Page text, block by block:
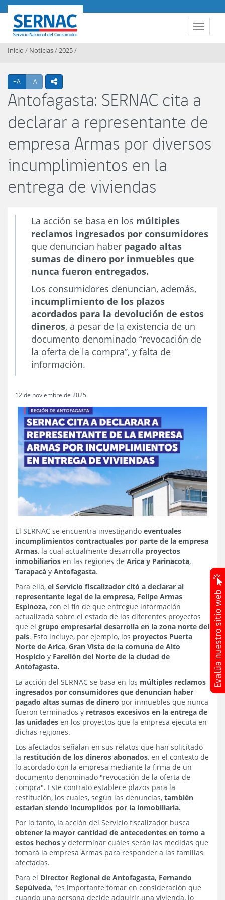
Contenido principal
Toggle
SERNAC
Inicio / Noticias/2025/
+A Agrandar texto
-A Achicar textoicono compartir
Antofagasta: SERNAC cita a
declarar a representante de
empresa Armas por diversos
incumplimientos en la
entrega de viviendas
La acción se basa en los múltiples
reclamos ingresados por consumidores
que denuncian haber pagado altas
sumas de dinero por inmuebles que
nunca fueron entregados.
Los consumidores denuncian, además,
incumplimiento de los plazos
acordados para la devolución de estos
dineros, a pesar de la existencia de un
documento denominado “revocación de
la oferta de la compra”, y falta de
información.
12 de noviembre de 2025
El SERNAC se encuentra investigando eventuales
incumplimientos contractuales por parte de la empresa
Armas, la cual actualmente desarrolla proyectos
inmobiliarios en las regiones de Arica y Parinacota,
Tarapacá y Antofagasta.
Para ello, el Servicio fiscalizador citó a declarar al
representante legal de la empresa, Felipe Armas
Espinoza, con el fin de que entregue información
actualizada sobre el estado de los diferentes proyectos
que el grupo empresarial desarrolla en la zona norte del
país. Esto incluye, por ejemplo, los proyectos Puerta
Norte de Arica, Gran Vista de la comuna de Alto
Hospicio y Farellón del Norte de la ciudad de
Antofagasta.
La acción del SERNAC se basa en los múltiples reclamos
ingresados por consumidores que denuncian haber
pagado altas sumas de dinero por inmuebles que nunca
fueron terminados y retrasos excesivos en la entrega de
las unidades en los proyectos que la empresa ejecuta en
dichas regiones.
Los afectados señalan en sus relatos que han solicitado
la restitución de los dineros abonados, en el contexto de
lo acordado con la empresa mediante la firma de un
documento denominado "revocación de la oferta de
compra". Este contrato establece plazos para la
restitución, los cuales, según las denuncias, también
estarían siendo incumplidos por la inmobiliaria.
Por lo tanto, la acción del Servicio fiscalizador busca
obtener la mayor cantidad de antecedentes en torno a
estos hechos y determinar cuáles serán las medidas que
tomará la empresa Armas para responder a las familias
afectadas.
Para el Director Regional de Antofagasta, Fernando
Sepúlveda, "es importante tomar en consideración que
cuando una persona decide adquirir una vivienda, lo